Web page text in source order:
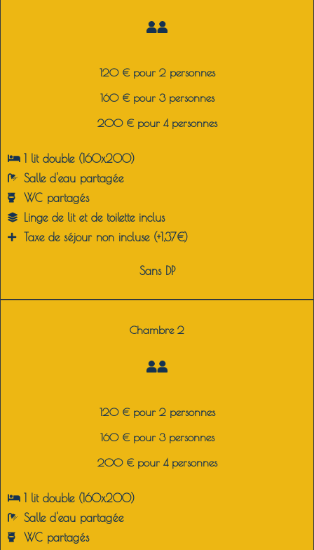
120 € pour 2 personnes
160 € pour 3 personnes
200 € pour 4 personnes
1 lit double (160x200)
Salle d'eau partagée
WC partagés
Linge de lit et de toilette inclus
Taxe de séjour non incluse (+1,37€)
Sans DP
Chambre 2
120 € pour 2 personnes
160 € pour 3 personnes
200 € pour 4 personnes
1 lit double (160x200)
Salle d'eau partagée
WC partagés